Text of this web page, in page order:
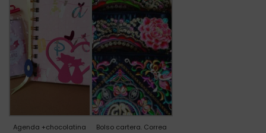
Agenda +chocolatina
Bolso cartera. Correa